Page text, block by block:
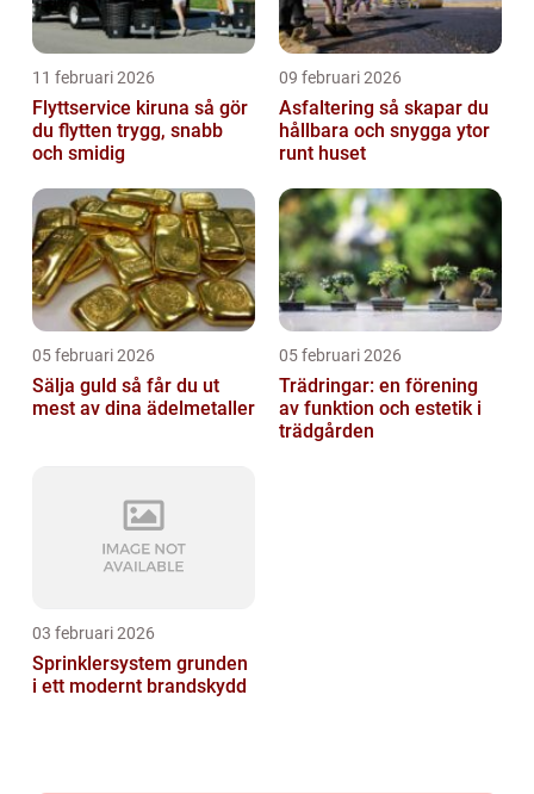
11 februari 2026
Flyttservice kiruna så gör
du flytten trygg, snabb
och smidig
09 februari 2026
Asfaltering så skapar du
hållbara och snygga ytor
runt huset
05 februari 2026
Sälja guld så får du ut
mest av dina ädelmetaller
05 februari 2026
Trädringar: en förening
av funktion och estetik i
trädgården
03 februari 2026
Sprinklersystem grunden
i ett modernt brandskydd